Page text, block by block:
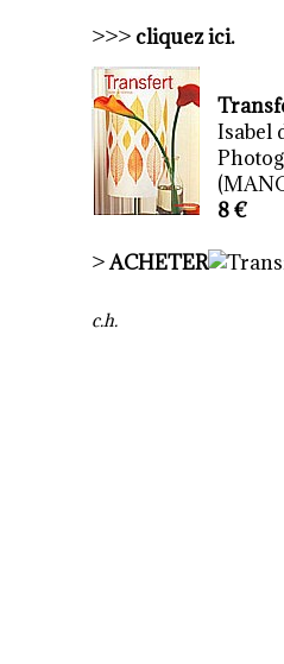
>>> cliquez ici.
Isabel
8 €
>ACHETER
c.h.